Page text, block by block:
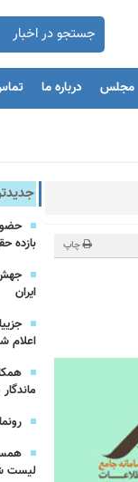
مجلس درباره ما
چاپ
بازده
ایران
اعلام
لیست